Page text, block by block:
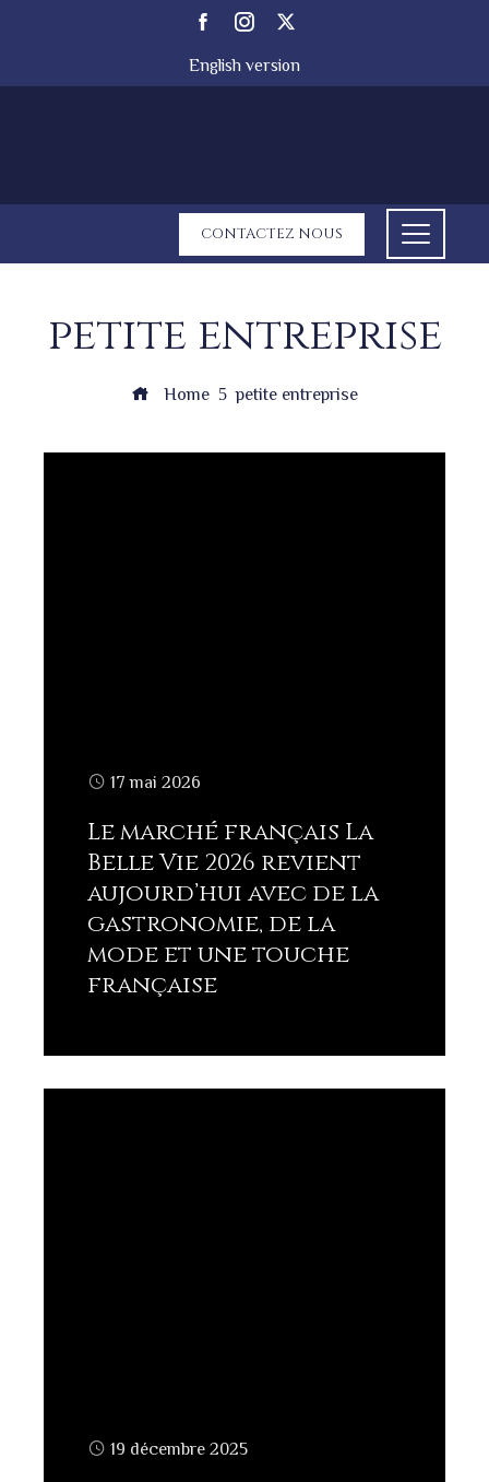
English version
CONTACTEZ NOUS
petite entreprise
Home petite entreprise
17 mai 2026
Le marché français La
Belle Vie 2026 revient
aujourd’hui avec de la
gastronomie, de la
mode et une touche
française
19 décembre 2025